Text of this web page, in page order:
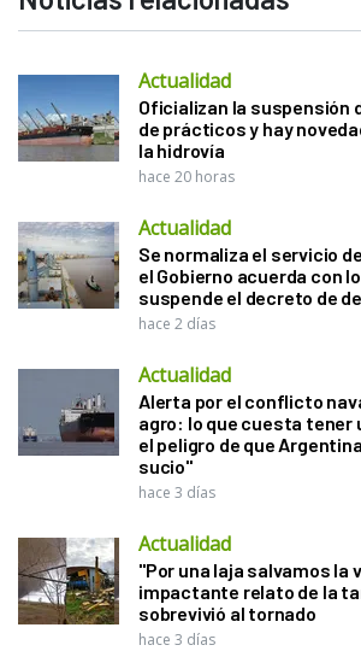
Actualidad
Oficializan la suspensión
de prácticos y hay
la hidrovía
hace 20 horas
Actualidad
Se normaliza el servicio
el Gobierno acuerda con
suspende el decreto de
hace 2 días
Actualidad
Alerta por el conflicto
agro: lo que cuesta tener
el peligro de que
sucio"
hace 3 días
Actualidad
"Por una laja salvamos la
impactante relato de la
sobrevivió al tornado
hace 3 días